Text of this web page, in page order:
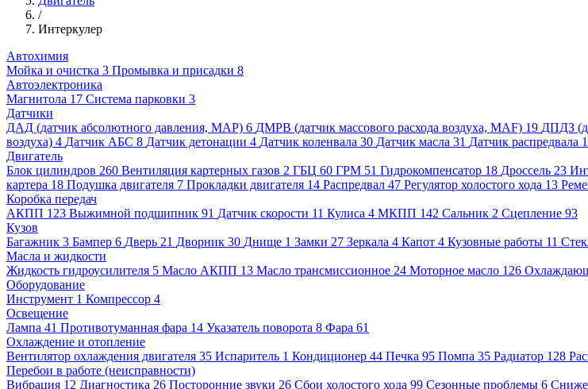
/
Интеркулер
Автохимия
Мойка и очистка 3 Промывка и присадки 8
Автоэлектроника
Магнитола 17 Система парковки 3
Датчики
ДАД (датчик абсолютного давления, MAP) 6 ДМРВ (датчик массового расхода воздуха, MAF) 19 ДПДЗ
воздуха) 4 Датчик АБС 8 Датчик детонации 4 Датчик коленвала 30 Датчик масла 31 Датчик распредвала
Двигатель
Блок цилиндров 260 Вентиляция картерных газов 2 ГБЦ 60 ГРМ 51 Гидрокомпенсатор 18 Дроссель 23
картера 18 Подушка двигателя 7 Прокладки двигателя 14 Распредвал 47 Регулятор холостого хода 13
Коробка передач
АКПП 123 Выжимной подшипник 91 Датчик скорости 11 Кулиса 4 МКПП 142 Сальник 2 Сцепление 93
Кузов
Багажник 3 Бампер 6 Дверь 21 Дворник 30 Днище 1 Замки 27 Зеркала 4 Капот 4 Кузовные работы 11
Масла и жидкости
Жидкость гидроусилителя 5 Масло АКПП 13 Масло трансмиссионное 24 Моторное масло 126
Оборудование
Инструмент 1 Компрессор 4
Освещение
Лампа 41 Противотуманная фара 14 Указатель поворота 8 Фара 61
Охлаждение и отопление
Вентилятор охлаждения двигателя 35 Испаритель 1 Кондиционер 44 Печка 95 Помпа 35 Радиатор 128
Перебои в работе (неисправности)
Вибрация 12 Диагностика 26 Посторонние звуки 26 Сбои холостого хода 99 Сезонные проблемы 6